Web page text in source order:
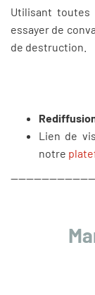
Utilisant toutes
essayer de
de destruction.
Lien de
notre